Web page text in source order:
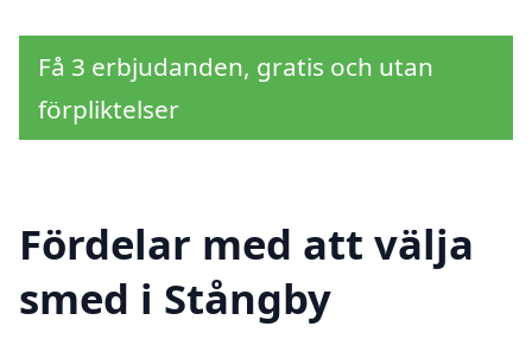
Få 3 erbjudanden, gratis och utan
förpliktelser
Fördelar med att välja
smed i Stångby